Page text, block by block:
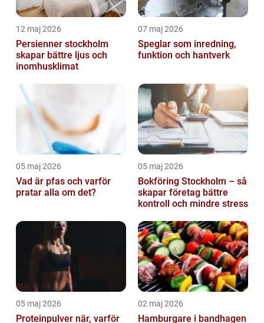
12 maj 2026
Persienner stockholm
skapar bättre ljus och
inomhusklimat
07 maj 2026
Speglar som inredning,
funktion och hantverk
05 maj 2026
Vad är pfas och varför
pratar alla om det?
05 maj 2026
Bokföring Stockholm – så
skapar företag bättre
kontroll och mindre stress
05 maj 2026
Proteinpulver när, varför
02 maj 2026
Hamburgare i bandhagen